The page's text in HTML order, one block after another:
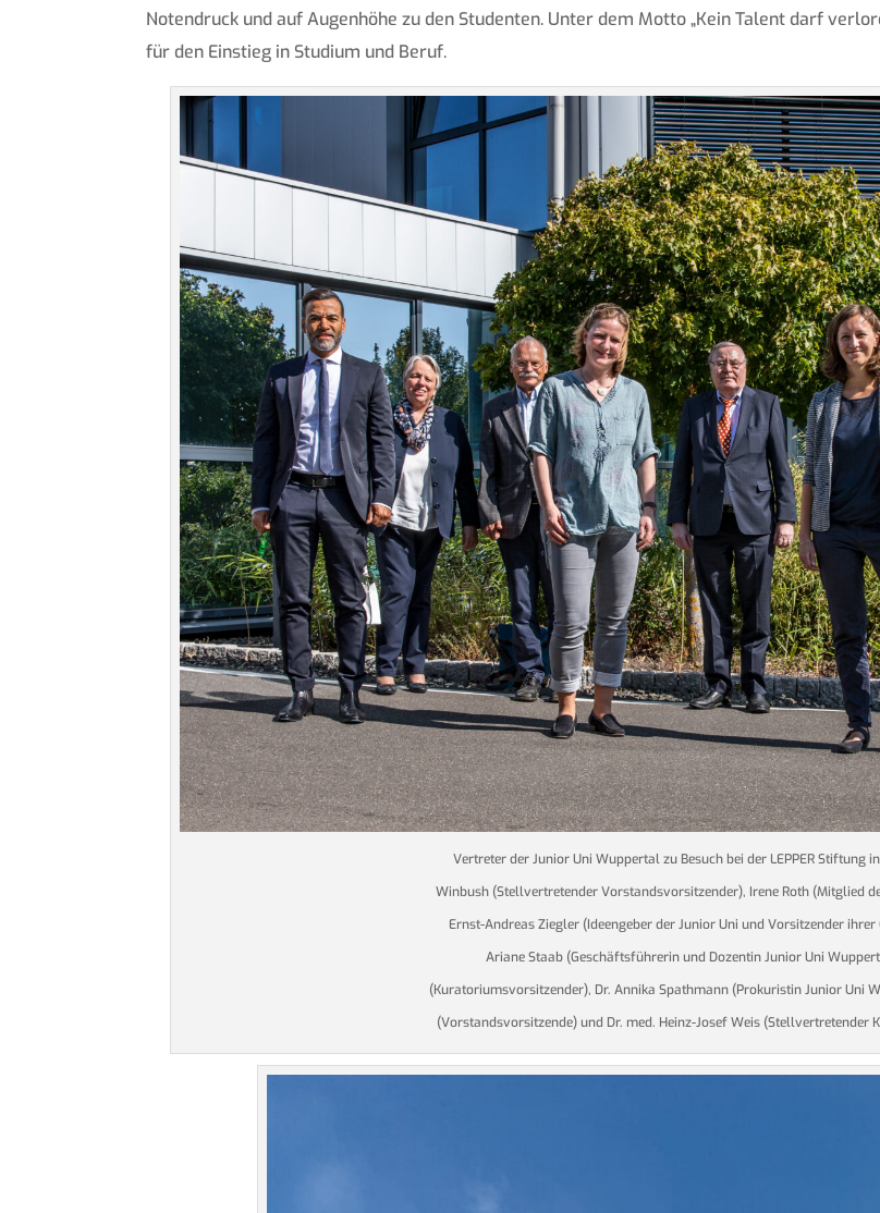
Notendruck und auf Augenhöhe zu den Studenten. Unter dem Motto „Kein Talent darf
für den Einstieg in Studium und Beruf.
Vertreter der Junior Uni Wuppertal zu Besuch bei der LEPPER Stiftung
Winbush (Stellvertretender Vorstandsvorsitzender), Irene Roth (Mitglied
Ernst-Andreas Ziegler (Ideengeber der Junior Uni und Vorsitzender
Ariane Staab (Geschäftsführerin und Dozentin Junior Uni
(Kuratoriumsvorsitzender), Dr. Annika Spathmann (Prokuristin Junior Uni
(Vorstandsvorsitzende) und Dr. med. Heinz-Josef Weis (Stellvertretender